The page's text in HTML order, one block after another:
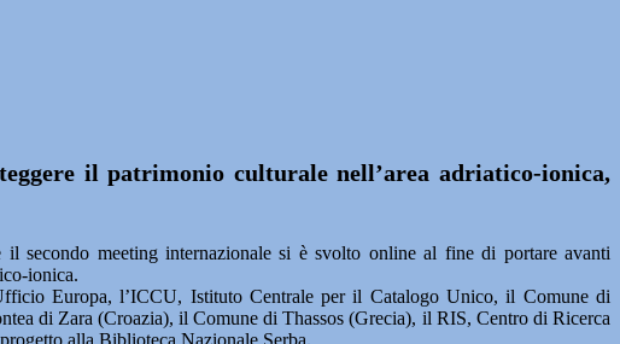
il patrimonio culturale nell’area adriatico-ionica,
secondo meeting internazionale si è svolto online al fine di portare avanti
ionica.
Europa, l’ICCU, Istituto Centrale per il Catalogo Unico, il Comune di
di Zara (Croazia), il Comune di Thassos (Grecia), il RIS, Centro di Ricerca
alla Biblioteca Nazionale Serba.